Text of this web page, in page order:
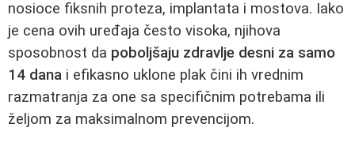
nosioce fiksnih proteza, implantata i mostova. Iako
je cena ovih uređaja često visoka, njihova
sposobnost da poboljšaju zdravlje desni za samo
14 dana i efikasno uklone plak čini ih vrednim
razmatranja za one sa specifičnim potrebama ili
željom za maksimalnom prevencijom.